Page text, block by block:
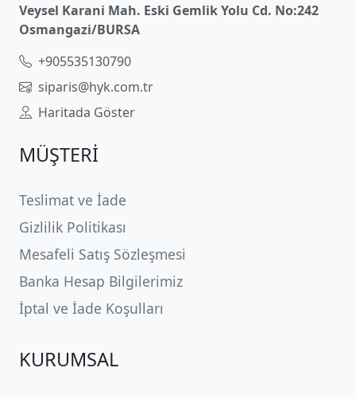
Veysel Karani Mah. Eski Gemlik Yolu Cd. No:242
Osmangazi/BURSA
+905535130790
siparis@hyk.com.tr
Haritada Göster
MÜŞTERİ
Teslimat ve İade
Gizlilik Politikası
Mesafeli Satış Sözleşmesi
Banka Hesap Bilgilerimiz
İptal ve İade Koşulları
KURUMSAL